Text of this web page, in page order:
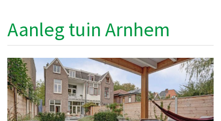
Aanleg tuin Arnhem